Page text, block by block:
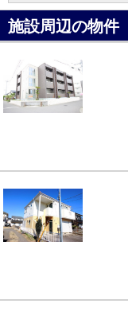
施設周辺の物件